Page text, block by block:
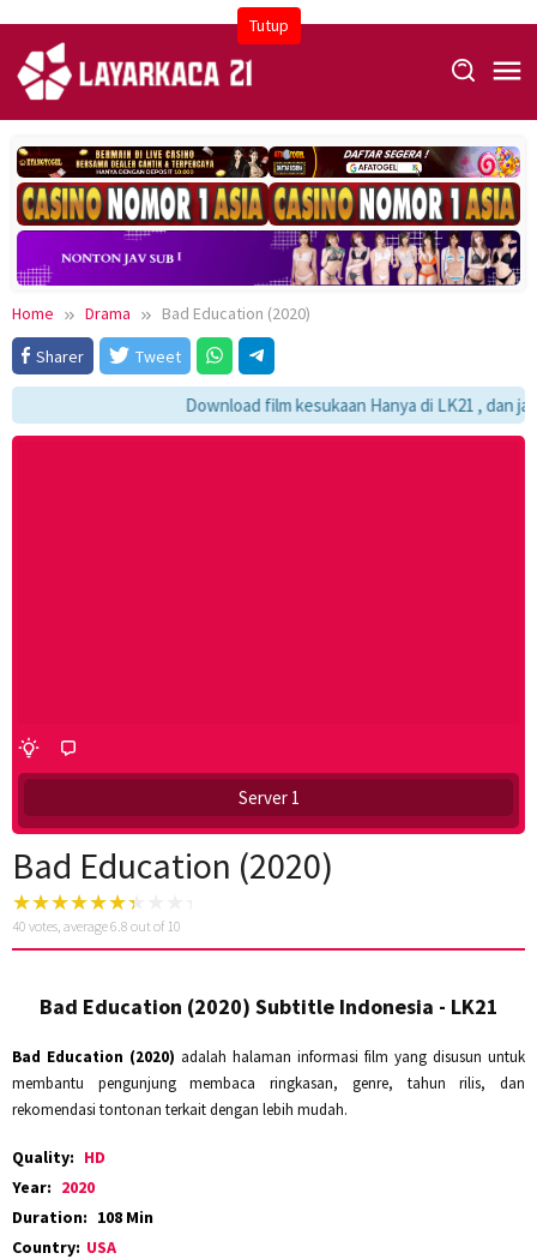
Tutup
content
Home Drama
Bad Education (2020)
Sharer
Tweet
Download film kesukaan Hanya di LK21 , dan
Server 1
Bad Education (2020)
40 votes, average6.8 out of 10
Bad Education (2020) Subtitle Indonesia - LK21
Bad Education (2020) adalah halaman informasi film yang disusun untuk
membantu pengunjung membaca ringkasan, genre, tahun rilis, dan
rekomendasi tontonan terkait dengan lebih mudah.
Quality: HD
Year: 2020
Duration: 108 Min
Country: USA